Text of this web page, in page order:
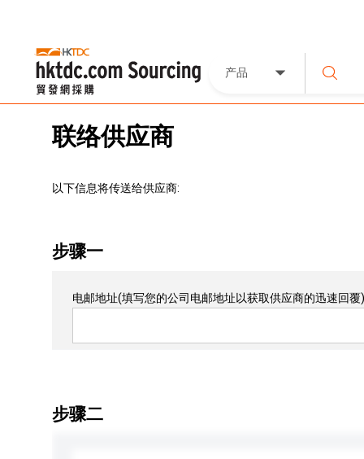
产品
联络供应商
以下信息将传送给供应商:
步骤一
电邮地址(填写您的公司电邮地址以获取供应商的迅速回覆)
步骤二